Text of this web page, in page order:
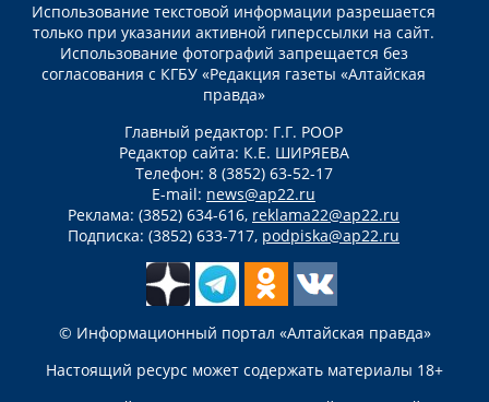
Использование текстовой информации разрешается
только при указании активной гиперссылки на сайт.
Использование фотографий запрещается без
согласования с КГБУ «Редакция газеты «Алтайская
правда»
Главный редактор: Г.Г. РООР
Редактор сайта: К.Е. ШИРЯЕВА
Телефон: 8 (3852) 63-52-17
E-mail: news@ap22.ru
Реклама: (3852) 634-616, reklama22@ap22.ru
Подписка: (3852) 633-717, podpiska@ap22.ru
© Информационный портал «Алтайская правда»
Настоящий ресурс может содержать материалы 18+